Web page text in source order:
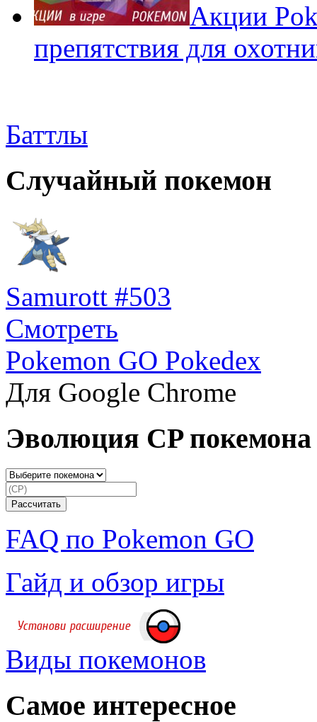
Акции
препятствия для
Баттлы
Случайный покемон
Samurott #503
Смотреть
Pokemon GO Pokedex
Для Google Chrome
Эволюция CP покемона
FAQ по Pokemon GO
Гайд и обзор игры
Виды покемонов
Самое интересное